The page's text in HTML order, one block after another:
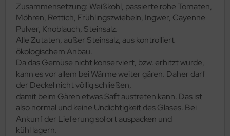
Zusammensetzung: Weißkohl, passierte rohe Tomaten,
Möhren, Rettich, Frühlingszwiebeln, Ingwer, Cayenne
Pulver, Knoblauch, Steinsalz.
Alle Zutaten, außer Steinsalz, aus kontrolliert
ökologischem Anbau.
Da das Gemüse nicht konserviert, bzw. erhitzt wurde,
kann es vor allem bei Wärme weiter gären. Daher darf
der Deckel nicht völlig schließen,
damit beim Gären etwas Saft austreten kann. Das ist
also normal und keine Undichtigkeit des Glases. Bei
Ankunf der Lieferung sofort auspacken und
kühl lagern.